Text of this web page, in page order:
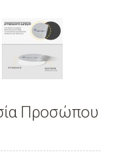
Προσώπου